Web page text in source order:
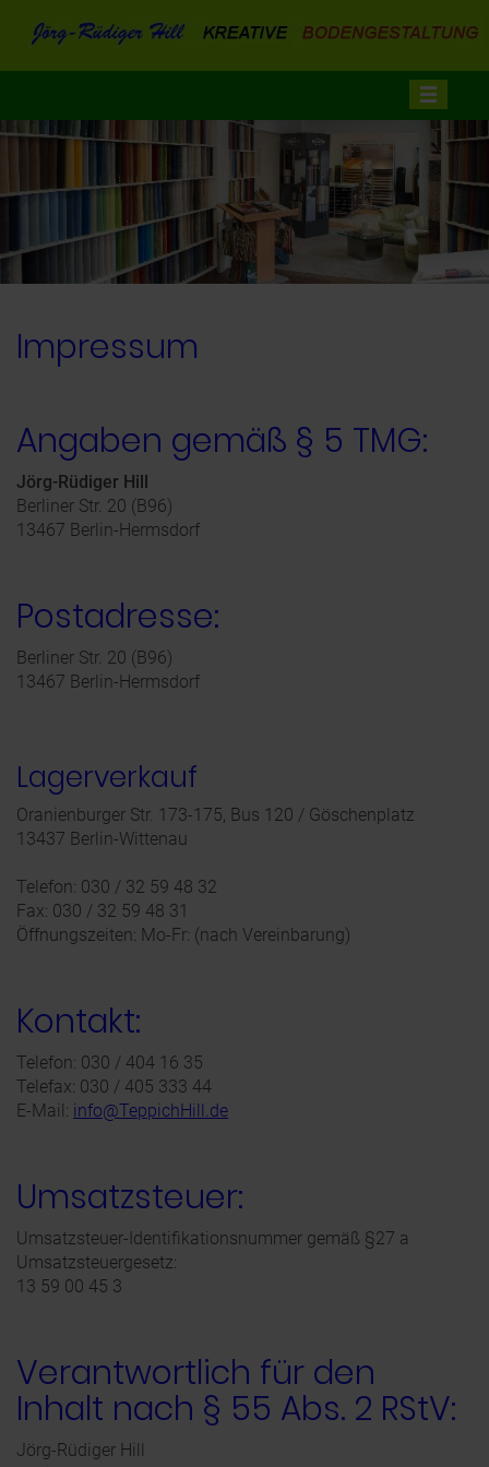
≡
Impressum
Angaben gemäß § 5 TMG:
Jörg-Rüdiger Hill
Berliner Str. 20 (B96)
13467 Berlin-Hermsdorf
Postadresse:
Berliner Str. 20 (B96)
13467 Berlin-Hermsdorf
Lagerverkauf
Oranienburger Str. 173-175, Bus 120 / Göschenplatz
13437 Berlin-Wittenau
Telefon: 030 / 32 59 48 32
Fax: 030 / 32 59 48 31
Öffnungszeiten: Mo-Fr: (nach Vereinbarung)
Kontakt:
Telefon: 030 / 404 16 35
Telefax: 030 / 405 333 44
E-Mail: info@TeppichHill.de
Umsatzsteuer:
Umsatzsteuer-Identifikationsnummer gemäß §27 a
Umsatzsteuergesetz:
13 59 00 45 3
Verantwortlich für den
Inhalt nach § 55 Abs. 2 RStV:
Jörg-Rüdiger Hill